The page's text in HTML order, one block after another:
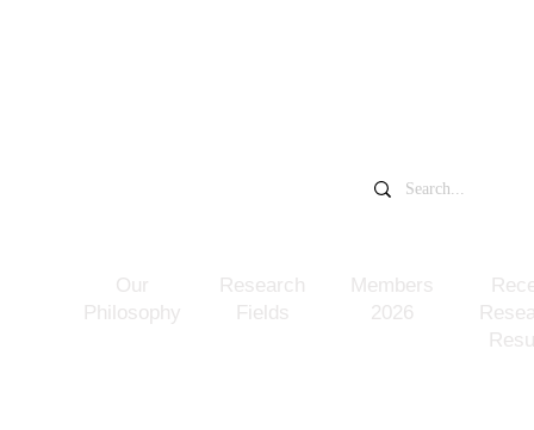
Our
Philosophy
Research
Fields
Members
2026